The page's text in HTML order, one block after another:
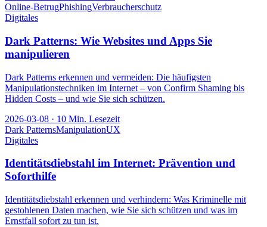
Online-BetrugPhishingVerbraucherschutz
Digitales
Dark Patterns: Wie Websites und Apps Sie
manipulieren
Dark Patterns erkennen und vermeiden: Die häufigsten
Manipulationstechniken im Internet – von Confirm Shaming bis
Hidden Costs – und wie Sie sich schützen.
2026-03-08 · 10 Min. Lesezeit
Dark PatternsManipulationUX
Digitales
Identitätsdiebstahl im Internet: Prävention und
Soforthilfe
Identitätsdiebstahl erkennen und verhindern: Was Kriminelle mit
gestohlenen Daten machen, wie Sie sich schützen und was im
Ernstfall sofort zu tun ist.